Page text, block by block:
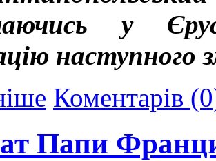
у
наступного
Коментарів
Папи